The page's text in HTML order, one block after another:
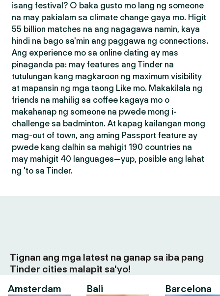
isang festival? O baka gusto mo lang ng someone
na may pakialam sa climate change gaya mo. Higit
55 billion matches na ang nagagawa namin, kaya
hindi na bago sa'min ang paggawa ng connections.
Ang experience mo sa online dating ay mas
pinaganda pa: may features ang Tinder na
tutulungan kang magkaroon ng maximum visibility
at mapansin ng mga taong Like mo. Makakilala ng
friends na mahilig sa coffee kagaya mo o
makahanap ng someone na pwede mong i-
challenge sa badminton. At kapag kailangan mong
mag-out of town, ang aming Passport feature ay
pwede kang dalhin sa mahigit 190 countries na
may mahigit 40 languages—yup, posible ang lahat
ng 'to sa Tinder.
Tignan ang mga latest na ganap sa iba pang
Tinder cities malapit sa'yo!
Amsterdam
Bali Barcelona